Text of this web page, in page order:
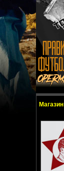
Магазин